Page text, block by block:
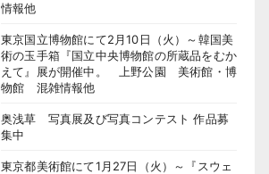
情報他
東京国立博物館にて2月10日（火）～韓国美
術の玉手箱『国立中央博物館の所蔵品をむか
えて』展が開催中。 上野公園 美術館・博
物館 混雑情報他
奥浅草 写真展及び写真コンテスト 作品募
集中
東京都美術館にて1月27日（火）～『スウェ